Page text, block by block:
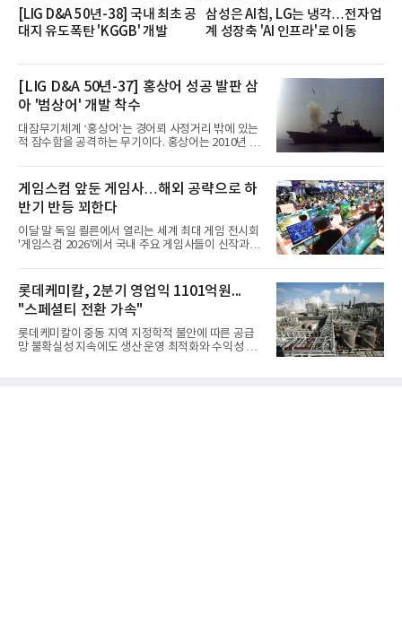
[LIG D&A 50년-38] 국내 최초 공
대지 유도폭탄 'KGGB' 개발
삼성은 AI칩, LG는 냉각…전자업
계 성장축 'AI 인프라'로 이동
[LIG D&A 50년-37] 홍상어 성공 발판 삼
아 '범상어' 개발 착수
대잠무기체계 ‘홍상어’는 경어뢰 사정거리 밖에 있는
적 잠수함을 공격하는 무기이다. 홍상어는 2010년 넥
이뤄졌다. 이후 2012년 한국형 구축함(KDX-1) 이상
의 함정에 실전 배치됐다.그해 7월 해군은 동해상에서
성능 검증을 위해 홍상어 시험발사를 실시했다. 이때
홍상어가 목표 지점에서 입수한 후 표적을 타격하지
못하고 물속에서 멈춰버리는 예상 밖의 일이 벌어졌
다. 2차 품질확인 사격 시험에서도 만족스러운 결과를
얻지 못했다. 완벽한 신뢰성 확보를 위해 LIG넥스원은
분야를
게임스컴 앞둔 게임사…해외 공략으로 하
반기 반등 꾀한다
이달 말 독일 쾰른에서 열리는 세계 최대 게임 전시회
'게임스컴 2026'에서 국내 주요 게임사들이 신작과 글
체별로 엇갈린 가운데 하반기 신작 흥행과 해외 시장
성과가 실적을 좌우할 핵심 변수로 떠오르고 있다.8일
업계에 따르면 올해 상반기 게임업계는 기업별 성적
표가 크게 갈렸다. 대표적으로 크래프톤은 'PUBG: 배
틀그라운드'의 안정적인 성장에 힘입어 상반기 연결
기준 매출 2조6616억원, 영업이익 9725억원으로 역
대 최대 실적을 기록했다. 엔씨도 올해 출시한 '아이온
롯데케미칼, 2분기 영업익 1101억원...
"스페셜티 전환 가속"
롯데케미칼이 중동 지역 지정학적 불안에 따른 공급
망 불확실성 지속에도 생산 운영 최적화와 수익성 중